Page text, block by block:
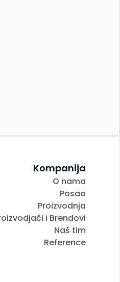
Kompanija
O nama
Posao
Proizvodnja
i Brendovi
Naš tim
Reference